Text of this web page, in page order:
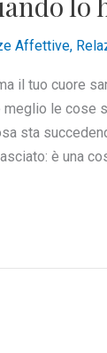
Affettive,
il tuo cuore
le cose
sta
è una